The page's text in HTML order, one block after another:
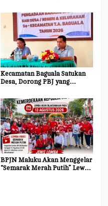
Jadi Agen Perubahan dan
Mitra Strategis Pemerintah
Kecamatan Baguala Satukan
Desa, Dorong PBJ yang
BPJN Maluku Akan Menggelar
“Semarak Merah Putih” Lewat